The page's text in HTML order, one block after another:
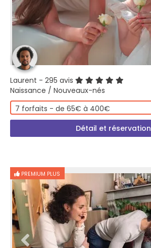
Laurent - 295 avis
Naissance / Nouveaux-nés
7 forfaits - de 65€ à 400€
Détail et réservation
PREMIUM PLUS